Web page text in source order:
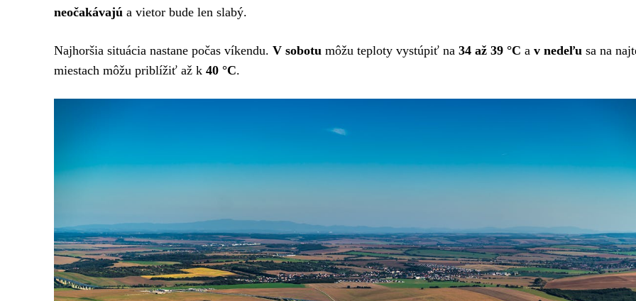
neočakávajú a vietor bude len slabý.
Najhoršia situácia nastane počas víkendu. V sobotu môžu teploty vystúpiť na 34 až 39 °C a v nedeľu sa na
miestach môžu priblížiť až k 40 °C.